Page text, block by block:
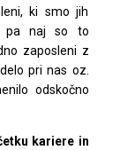
ki smo jih
pa naj so to
zaposleni z
pri nas oz.
odskočno
kariere in